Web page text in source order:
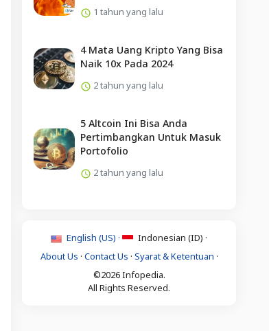
1 tahun yang lalu
4 Mata Uang Kripto Yang Bisa
Naik 10x Pada 2024
2 tahun yang lalu
5 Altcoin Ini Bisa Anda
Pertimbangkan Untuk Masuk
Portofolio
2 tahun yang lalu
English (US) ·
Indonesian (ID) ·
About Us · Contact Us · Syarat & Ketentuan ·
©2026 Infopedia.
All Rights Reserved.